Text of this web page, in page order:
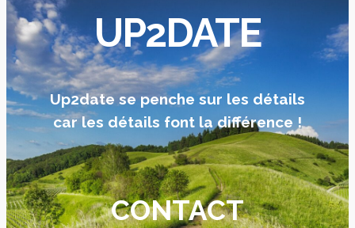
UP2DATE
Up2date se penche sur les détails
car les détails font la différence !
CONTACT